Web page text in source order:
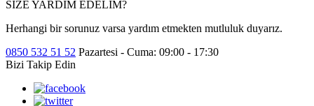
SİZE YARDIM EDELİM?
Herhangi bir sorunuz varsa yardım etmekten mutluluk duyarız.
0850 532 51 52 Pazartesi - Cuma: 09:00 - 17:30
Bizi Takip Edin